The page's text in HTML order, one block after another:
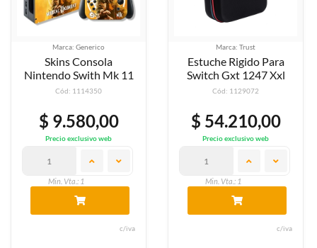
Marca: Generico
Skins Consola
Nintendo Swith Mk 11
Cód: 1114350
$ 9.580,00
Precio exclusivo web
Min. Vta.: 1
c/iva
Marca: Trust
Estuche Rigido Para
Switch Gxt 1247 Xxl
Cód: 1129072
$ 54.210,00
Precio exclusivo web
Min. Vta.: 1
c/iva